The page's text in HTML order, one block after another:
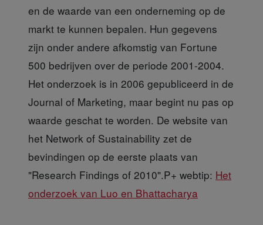
en de waarde van een onderneming op de
markt te kunnen bepalen. Hun gegevens
zijn onder andere afkomstig van Fortune
500 bedrijven over de periode 2001-2004.
Het onderzoek is in 2006 gepubliceerd in de
Journal of Marketing, maar begint nu pas op
waarde geschat te worden. De website van
het Network of Sustainability zet de
bevindingen op de eerste plaats van
"Research Findings of 2010".P+ webtip: Het
onderzoek van Luo en Bhattacharya